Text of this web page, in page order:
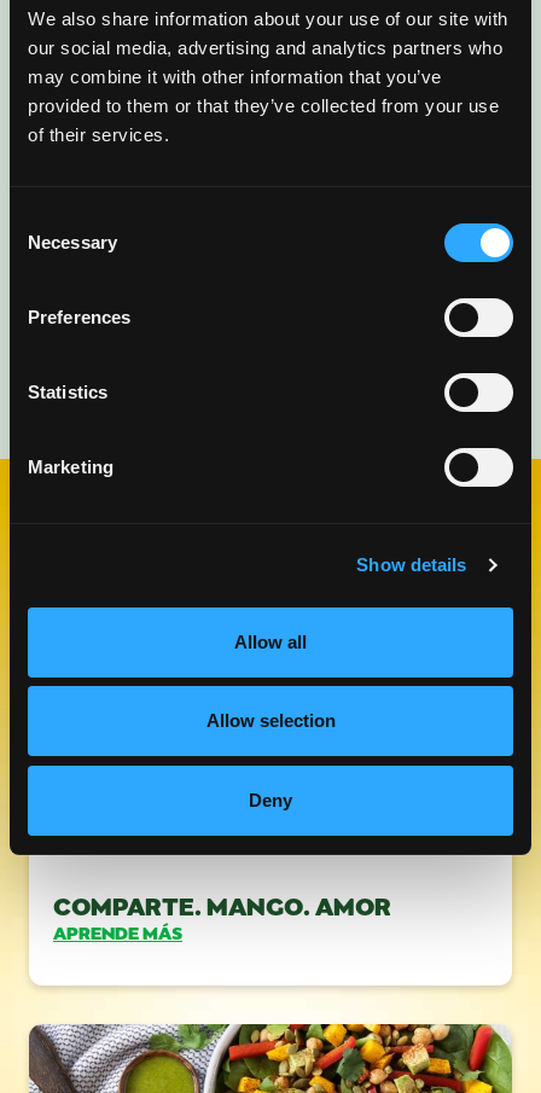
We also share information about your use of our site with
our social media, advertising and analytics partners who
may combine it with other information that you’ve
provided to them or that they’ve collected from your use
of their services.
Selection
Necessary
Preferences
Statistics
Marketing
Show details
Allow all
Allow selection
Deny
Sign up for our newsletter to get fresh
mango ideas, recipes, and inspiration
delivered directly to you.
VISITA NUESTRO BLOG
BLOG DE MANGO
COMPARTE. MANGO. AMOR
APRENDE MÁS